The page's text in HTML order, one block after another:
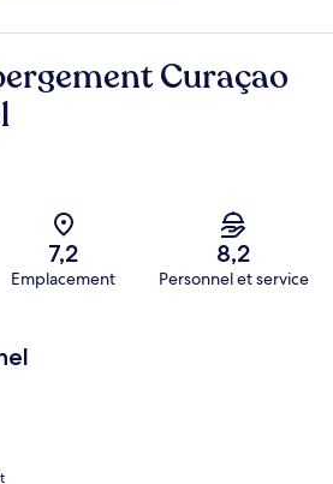
Curaçao
7,2
Emplacement
8,2
Personnel et service